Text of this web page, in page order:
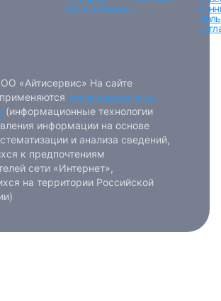
оплата Помощь
«Айтисервис» На сайте
рекомендательные
(информационные технологии
информации на основе
и анализа сведений,
к предпочтениям
сети «Интернет»,
на территории Российской